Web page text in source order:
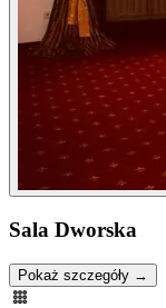
Sala Dworska
Pokaż szczegóły →